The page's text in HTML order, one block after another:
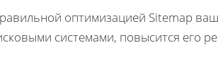
оптимизацией Sitemap
системами, повысится его